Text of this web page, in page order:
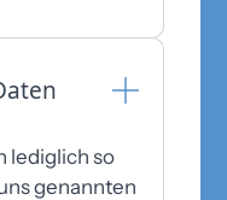
lediglich so
genannten